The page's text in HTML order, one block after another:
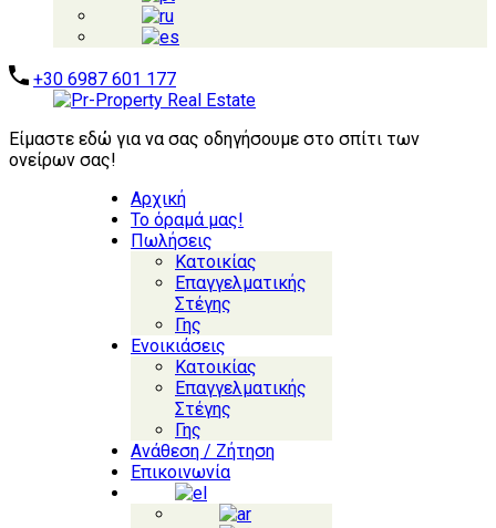
+30 6987 601 177
Είμαστε εδώ για να σας οδηγήσουμε στο σπίτι των
ονείρων σας!
Αρχική
Το όραμά μας!
Πωλήσεις
Κατοικίας
Επαγγελματικής
Στέγης
Γης
Ενοικιάσεις
Κατοικίας
Επαγγελματικής
Στέγης
Γης
Ανάθεση / Ζήτηση
Επικοινωνία